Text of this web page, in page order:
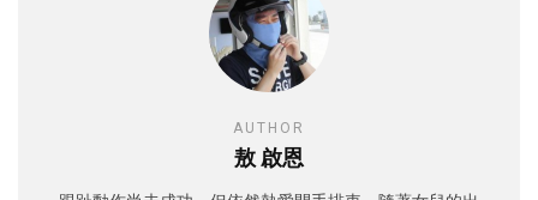
AUTHOR
敖 啟恩